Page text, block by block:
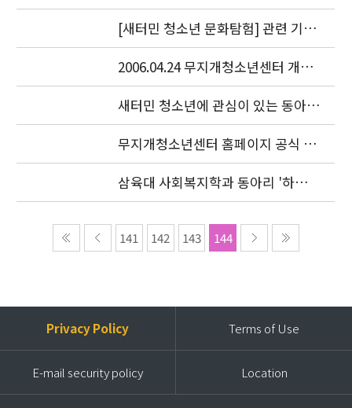
[새터민 청소년 문화탐험] 관련 기관
실무자 간담회
2006.04.24 무지개청소년센터 개소
식이 있었습니다.
새터민 청소년에 관심이 있는 동아리
를 찾습니다.
무지개청소년센터 홈페이지 공식 오
픈
삼육대 사회복지학과 동아리 '하늘
샘' 특강
141 142 143 144
Privacy Policy Terms of Use
E-mail security policy Location